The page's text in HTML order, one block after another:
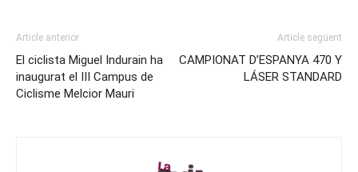
Article anterior
El ciclista Miguel Indurain ha
inaugurat el III Campus de
Ciclisme Melcior Mauri
Article següent
CAMPIONAT D’ESPANYA 470 Y
LÁSER STANDARD